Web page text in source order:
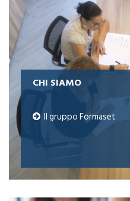
CHI SIAMO
Il gruppo Formaset
SERVIZI ALLE IMPRESE
Formaset offre servizi
Finanziamenti